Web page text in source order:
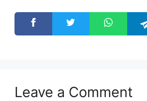
Leave a Comment